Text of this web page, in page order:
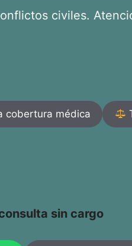
civiles.
cobertura médica
sin cargo